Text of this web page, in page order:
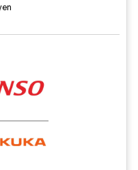
nécessite une attribution sous CC